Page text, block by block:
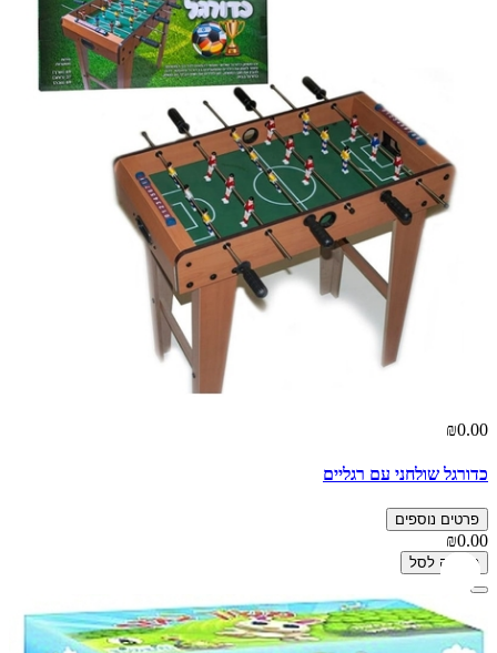
₪0.00
כדורגל שולחני עם רגליים
פרטים נוספים
₪0.00
הוספה לסל